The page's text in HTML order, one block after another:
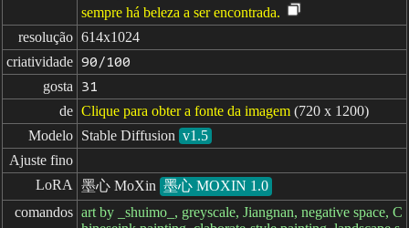
sempre há beleza a ser encontrada.
resolução 614x1024
criatividade 90/100
gosta 31
de Clique para obter a fonte da imagem (720 x 1200)
Modelo Stable Diffusion v1.5
Ajuste fino
LoRA
墨心 MoXin 墨心 MOXIN 1.0
comandos art by _shuimo_, greyscale, Jiangnan, negative space, C